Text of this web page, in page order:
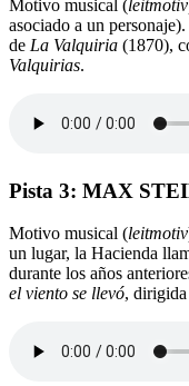
Motivo musical (leitmotiv
asociado a un
de La Valquiria (1870),
Valquirias.
Pista 3: MAX
Motivo musical (leitmotiv
un lugar, la Hacienda
durante los años
el viento se llevó,